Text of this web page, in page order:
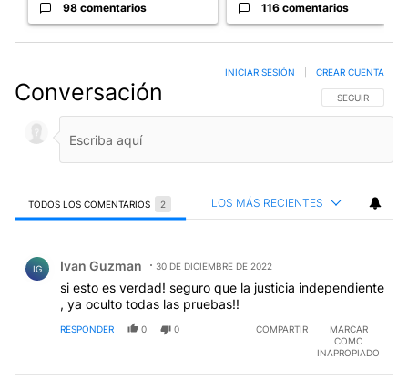
98 comentarios 116 comentarios
Conversación SIGA ESTA
SEGUIR
INICIAR SESIÓN CREAR CUENTA
TODOS LOS COMENTARIOS 2 LOS MÁS RECIENTES
IG Ivan Guzman 30 DE DICIEMBRE DE 2022
si esto es verdad! seguro que la justicia independiente
, ya oculto todas las pruebas!!
RESPONDER 0 0 COMPARTIR
MARCAR
COMO
INAPROPIADO